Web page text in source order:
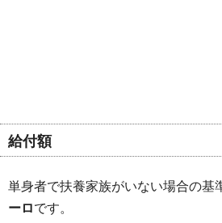
給付額
単身者で扶養家族がいない場合の基
ーロです。